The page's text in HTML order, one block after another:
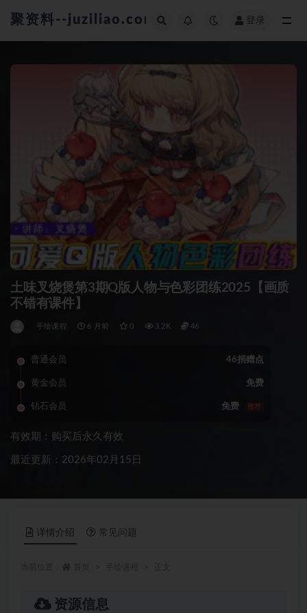
聚资料--juziliao.com--全网资料整合平台
登录
土味叉烧煲第3期Q版人物与色彩团练2025【画质
不错有课件】
手绘课程 6 月前 0 3.2K 46
普通会员 46捐赠点
黄金会员 免费
钻石会员 免费 推荐
有效期：购买后永久有效
最近更新：2026年02月15日
详情介绍 常见问题
资源信息